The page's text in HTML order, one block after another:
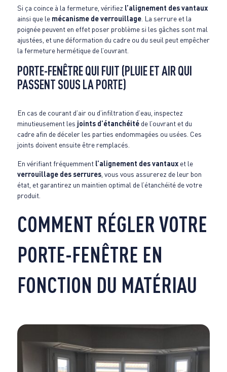
Si ça coince à la fermeture, vérifiez l’alignement des vantaux
ainsi que le mécanisme de verrouillage. La serrure et la
poignée peuvent en effet poser problème si les gâches sont mal
ajustées, et une déformation du cadre ou du seuil peut empêcher
la fermeture hermétique de l’ouvrant.
PORTE-FENÊTRE QUI FUIT (PLUIE ET AIR QUI
PASSENT SOUS LA PORTE)
En cas de courant d’air ou d’infiltration d’eau, inspectez
minutieusement les joints d’étanchéitéde l’ouvrant et du
cadre afin de déceler les parties endommagées ou usées. Ces
joints doivent ensuite être remplacés.
En vérifiant fréquemment l’alignement des vantauxet le
verrouillage des serrures, vous vous assurerez de leur bon
état, et garantirez un maintien optimal de l’étanchéité de votre
produit.
COMMENT RÉGLER VOTRE
PORTE-FENÊTRE EN
FONCTION DU MATÉRIAU